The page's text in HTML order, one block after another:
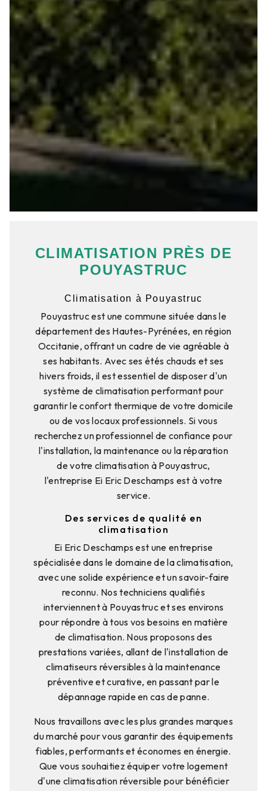
CLIMATISATION PRÈS DE
POUYASTRUC
Climatisation à Pouyastruc
Pouyastruc est une commune située dans le
département des Hautes-Pyrénées, en région
Occitanie, offrant un cadre de vie agréable à
ses habitants. Avec ses étés chauds et ses
hivers froids, il est essentiel de disposer d'un
système de climatisation performant pour
garantir le confort thermique de votre domicile
ou de vos locaux professionnels. Si vous
recherchez un professionnel de confiance pour
l'installation, la maintenance ou la réparation
de votre climatisation à Pouyastruc,
l'entreprise Ei Eric Deschamps est à votre
service.
Des services de qualité en
climatisation
Ei Eric Deschamps est une entreprise
spécialisée dans le domaine de la climatisation,
avec une solide expérience et un savoir-faire
reconnu. Nos techniciens qualifiés
interviennent à Pouyastruc et ses environs
pour répondre à tous vos besoins en matière
de climatisation. Nous proposons des
prestations variées, allant de l'installation de
climatiseurs réversibles à la maintenance
préventive et curative, en passant par le
dépannage rapide en cas de panne.
Nous travaillons avec les plus grandes marques
du marché pour vous garantir des équipements
fiables, performants et économes en énergie.
Que vous souhaitiez équiper votre logement
d'une climatisation réversible pour bénéficier